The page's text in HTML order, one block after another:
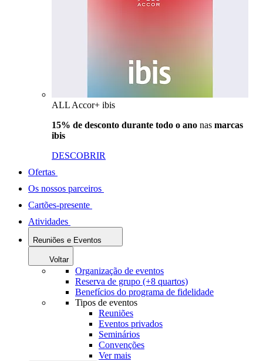
ALL Accor+ ibis
15% de desconto durante todo o ano nas marcas
ibis
DESCOBRIR
Ofertas
Os nossos parceiros
Cartões-presente
Atividades
Reuniões e Eventos
Voltar
Organização de eventos
Reserva de grupo (+8 quartos)
Benefícios do programa de fidelidade
Tipos de eventos
Reuniões
Eventos privados
Seminários
Convenções
Ver mais